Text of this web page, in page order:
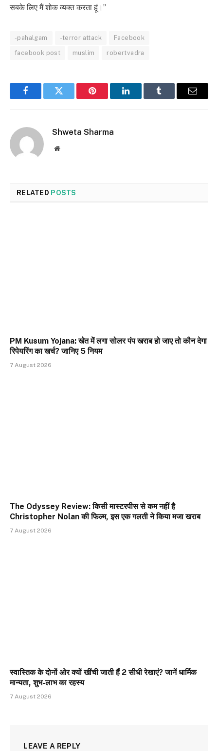
सबके लिए मैं शोक व्यक्त करता हूं।”
-pahalgam -terror attack Facebook
facebook post muslim robertvadra
FacebookTwitter Pinterest LinkedInTumblr Email
Shweta Sharma
Website
RELATED POSTS
PM Kusum Yojana: खेत में लगा सोलर पंप खराब हो जाए तो कौन देगा
रिपेयरिंग का खर्च? जानिए 5 नियम
7 August 2026
The Odyssey Review: किसी मास्टरपीस से कम नहीं है
Christopher Nolan की फिल्म, इस एक गलती ने किया मजा खराब
7 August 2026
स्वास्तिक के दोनों ओर क्यों खींची जाती हैं 2 सीधी रेखाएं? जानें धार्मिक
मान्यता, शुभ-लाभ का रहस्य
7 August 2026
LEAVE A REPLY